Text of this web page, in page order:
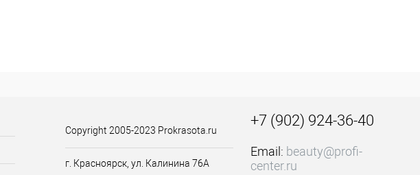
Copyright 2005-2023 Prokrasota.ru
г. Красноярск, ул. Калинина 76А
+7 (902) 924-36-40
Email: beauty@profi-
center.ru